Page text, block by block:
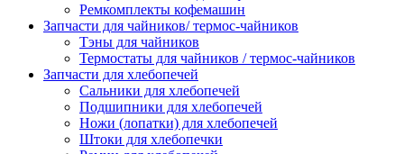
Ремкомплекты кофемашин
Запчасти для чайников/ термос-чайников
Тэны для чайников
Термостаты для чайников / термос-чайников
Запчасти для хлебопечей
Сальники для хлебопечей
Подшипники для хлебопечей
Ножи (лопатки) для хлебопечей
Штоки для хлебопечки